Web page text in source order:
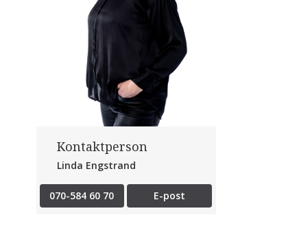
Kontaktperson
Linda Engstrand
070-584 60 70 E-post